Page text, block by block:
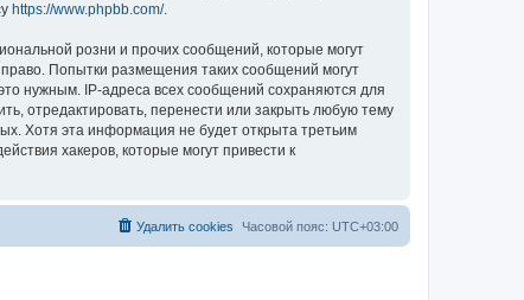
https://www.phpbb.com/.
розни и прочих сообщений, которые могут
Попытки размещения таких сообщений могут
нужным. IP-адреса всех сообщений сохраняются для
отредактировать, перенести или закрыть любую тему
Хотя эта информация не будет открыта третьим
хакеров, которые могут привести к
Часовой пояс: UTC+03:00
Удалить cookies